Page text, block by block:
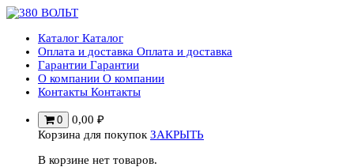
Перейти
содержимому
Каталог Каталог
Оплата и доставка Оплата и доставка
Гарантии Гарантии
О компании О компании
Контакты Контакты
0 0,00 ₽
Корзина для покупок ЗАКРЫТЬ
В корзине нет товаров.